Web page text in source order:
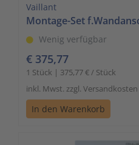
Vaillant
Montage-Set
Wenig verfügbar
€ 375,77
1 Stück | 375,77 € / Stück
inkl. Mwst. zzgl. Versandkosten
In den Warenkorb